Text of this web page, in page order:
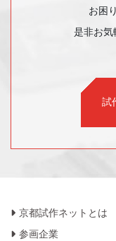
お困り
是非お気
試
京都試作ネットとは
参画企業